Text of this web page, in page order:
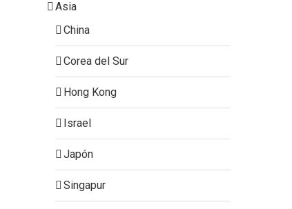
Asia
China
Corea del Sur
Hong Kong
Israel
Japón
Singapur